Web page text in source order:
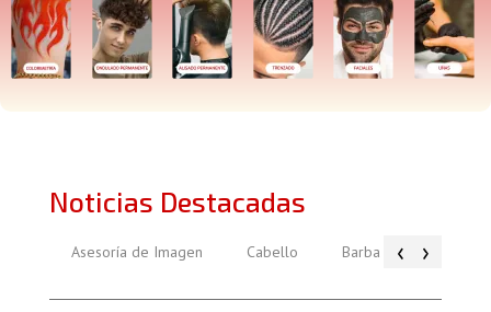
Noticias Destacadas
‹
Asesoría de Imagen Cabello Barba Piel
›